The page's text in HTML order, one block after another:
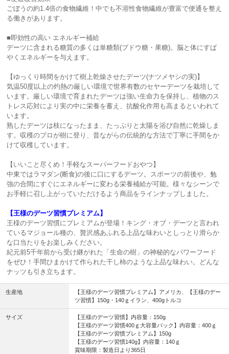
ごぼうの約1.4倍の食物繊維！中でも不溶性食物繊維が豊富で便通を整え
る働きがあります。
■即効性の高い エネルギー補給
デーツに含まれる糖質の多くは単糖類(ブドウ糖・果糖)。脳と体にすば
やくエネルギーを与えます。
【ゆっくり時間をかけて樹上乾燥させたデーツ(ナツメヤシの実)】
気温50度以上の灼熱の厳しい環境で世界有数のセヤーデーツを栽培して
います。厳しい環境で育まれたデーツは強い生命力を保持し、植物のス
トレス応対により実の中に栄養を蓄え、抗酸化作用も高まるといわれて
います。
熟したデーツは枝になったまま、たっぷりと太陽を浴び自然に乾燥しま
す。収穫のプロが樹に登り、昔ながらの伝統的な方法で丁寧に手間をか
けて収穫しています。
【いいこと尽くめ！手軽なスーパーフードおやつ】
中東ではラマダン(断食)の後に口にするデーツ。スポーツの前後や、勉
強の合間にすぐにエネルギーに変わる栄養補給が可能。様々なシーンで
お手軽に召し上がっていただけるよう商品をラインナップしました。
【王様のデーツ習慣プレミアム】
王様のデーツ習慣にプレミアムが登場！キング・オブ・デーツと言われ
ているマジョール種の、贅沢感あふれる上品な味わいとしっとり滑らか
な口当たりをお楽しみください。
紀元前5千年前から受け継がれた「生命の樹」の神秘的なパワーフード
をぜひ！手間ひまかけて作られた干し柿のような上品な味わい。どんな
ナッツも引き立ちます。
生産地
【王様のデーツ習慣プレミアム】アメリカ、【王様のデー
ツ習慣】150g・140ｇイラン、400gトルコ
サイズ
【王様のデーツ習慣】内容量：150g
【王様のデーツ習慣400ｇ大容量パック】内容量：400ｇ
【王様のデーツ習慣プレミアム】150g
【王様のデーツ習慣140g】内容量：140ｇ
賞味期限：製造日より365日